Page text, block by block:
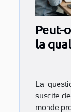
Peut-
la
ses
La
suscite
monde